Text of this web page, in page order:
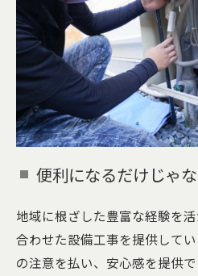
便利になるだけじゃ
地域に根ざした豊富な経験を
合わせた設備工事を提供して
の注意を払い、安心感を提供